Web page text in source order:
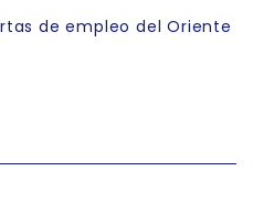
de empleo del Oriente